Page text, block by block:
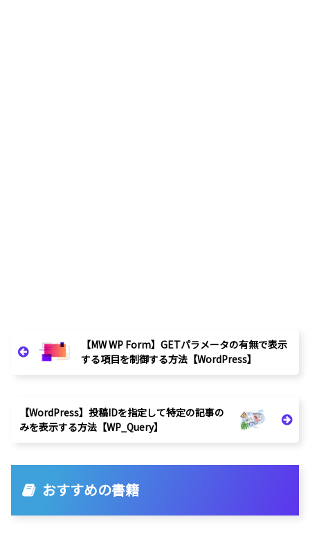
【MW WP Form】GETパラメータの有無で表示
する項目を制御する方法【WordPress】
【WordPress】投稿IDを指定して特定の記事の
みを表示する方法【WP_Query】
おすすめの書籍